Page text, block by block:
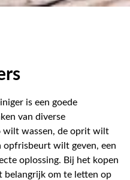
is een goede
van diverse
wilt wassen, de oprit wilt
opfrisbeurt wilt geven, een
oplossing. Bij het kopen
belangrijk om te letten op